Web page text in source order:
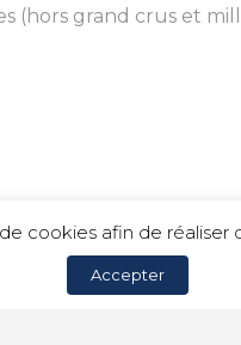
(hors grand crus et
légales |Politique
cookies afin de
Accepter